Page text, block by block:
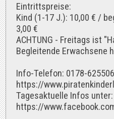
Eintrittspreise:
Kind (1-17 J.): 10,00 € /
3,00 €
ACHTUNG - Freitags ist
Begleitende Erwachsene
Info-Telefon: 0178-
https://
Tagesaktuelle Infos unter:
https://